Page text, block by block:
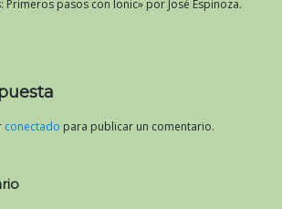
Primeros pasos con Ionic» por José Espinoza.
conectado para publicar un comentario.